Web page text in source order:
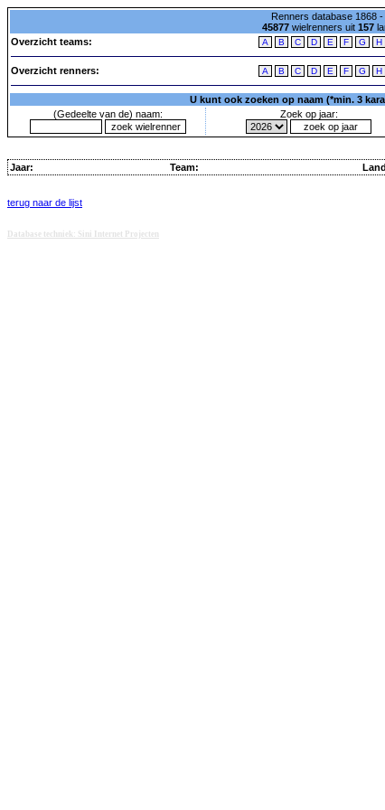
Renners database 1868
45877wielrenners uit 157
Overzicht teams:
A B C D E F G H
Overzicht renners: A B C D E F G H
U kunt ook zoeken op naam (*min. 3
(Gedeelte van de) naam:
Zoek op jaar:
Jaar: Team:
terug naar de lijst
Database techniek: Sini Internet Projecten